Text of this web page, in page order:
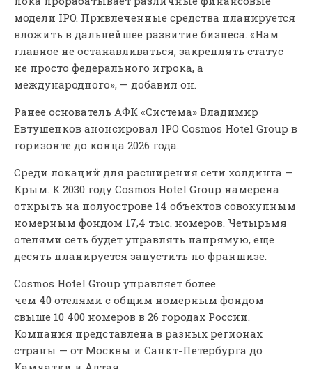
модели IPO. Привлеченные средства планируется
вложить в дальнейшее развитие бизнеса. «Нам
главное не останавливаться, закреплять статус
не просто федерального игрока, а
международного», — добавил он.
Ранее основатель АФК «Система» Владимир
Евтушенков анонсировал IPO Cosmos Hotel Group в
горизонте до конца 2026 года.
Среди локаций для расширения сети холдинга —
Крым. К 2030 году Cosmos Hotel Group намерена
открыть на полуострове 14 объектов совокупным
номерным фондом 17,4 тыс. номеров. Четырьмя
отелями сеть будет управлять напрямую, еще
десять планируется запустить по франшизе.
Cosmos Hotel Group управляет более
чем 40 отелями с общим номерным фондом
свыше 10 400 номеров в 26 городах России.
Компания представлена в разных регионах
страны — от Москвы и Санкт-Петербурга до